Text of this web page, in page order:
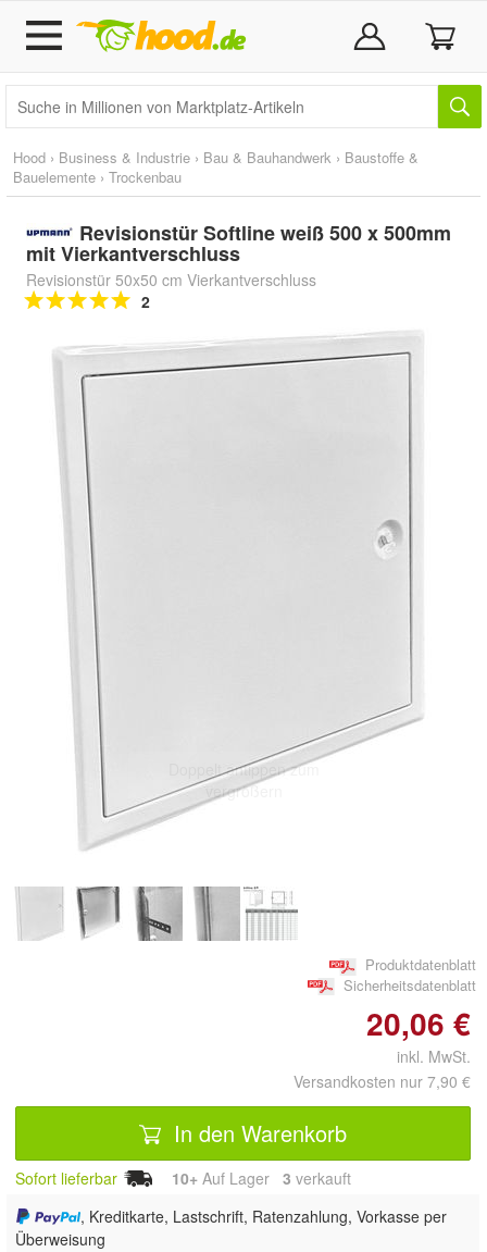
Hood › Business & Industrie › Bau & Bauhandwerk › Baustoffe &
Bauelemente › Trockenbau
Revisionstür Softline weiß 500 x 500mm
mit Vierkantverschluss
Revisionstür 50x50 cm Vierkantverschluss
2
Doppelt antippen zum
vergrößern
Produktdatenblatt
Sicherheitsdatenblatt
20,06 €
inkl. MwSt.
Versandkosten nur 7,90 €
In den Warenkorb
Sofort lieferbar 10+ Auf Lager 3 verkauft
, Kreditkarte, Lastschrift, Ratenzahlung, Vorkasse per
Überweisung